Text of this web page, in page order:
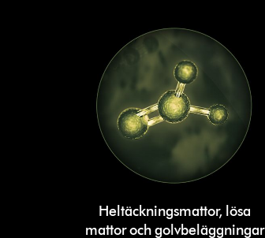
Heltäckningsmattor, lösa
mattor och golvbeläggningar